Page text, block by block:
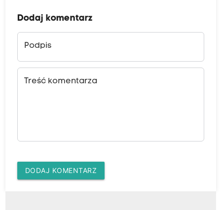
Dodaj komentarz
Podpis
Treść komentarza
DODAJ KOMENTARZ